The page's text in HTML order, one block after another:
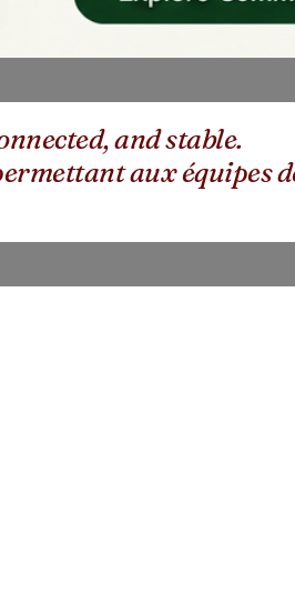
and stable.
aux équipes